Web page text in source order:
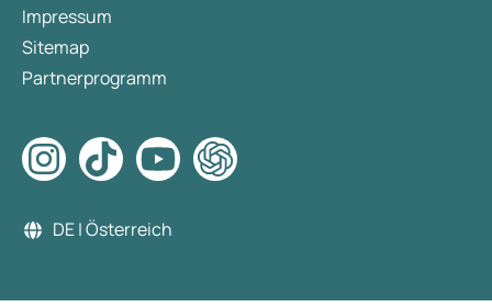
Impressum
Sitemap
Partnerprogramm
DE | Österreich